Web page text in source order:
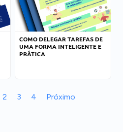
COMO DELEGAR TAREFAS DE
UMA FORMA INTELIGENTE E
PRÁTICA
2 3 4 Próximo